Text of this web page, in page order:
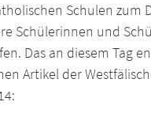
Schulen zum
Schülerinnen und
Das an diesem Tag
Artikel der